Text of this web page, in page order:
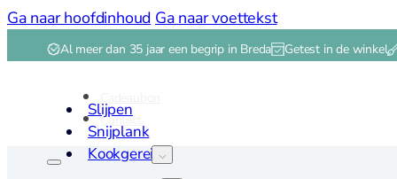
Ga naar hoofdinhoud Ga naar voettekst
Al meer dan 35 jaar een begrip in Breda Getest in de winkel
Contact
Slijpen
Snijplank
Kookgerei